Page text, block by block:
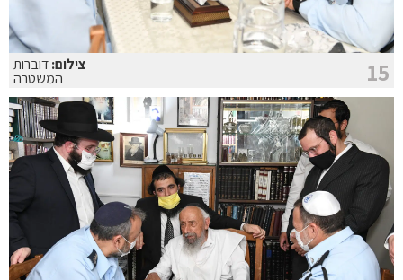
15 צילום:דוברות
המשטרה